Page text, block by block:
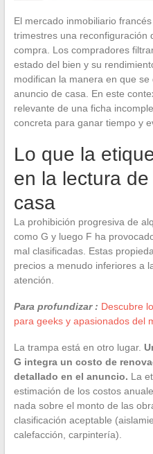
El mercado inmobiliario
trimestres una reconfiguración
compra. Los compradores
estado del bien y su
modifican la manera en que
anuncio de casa. En este
relevante de una ficha
concreta para ganar tiempo y
Lo que la
en la lectura
casa
La prohibición progresiva de
como G y luego F ha
mal clasificadas. Estas
precios a menudo inferiores a
atención.
Para profundizar : Descubre
para geeks y apasionados del
La trampa está en otro lugar.
G integra un costo de
detallado en el anuncio. La
estimación de los costos
nada sobre el monto de las
clasificación aceptable
calefacción, carpintería).